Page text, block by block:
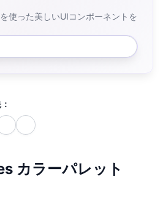
使った美しいUIコンポーネントを
カラーパレット